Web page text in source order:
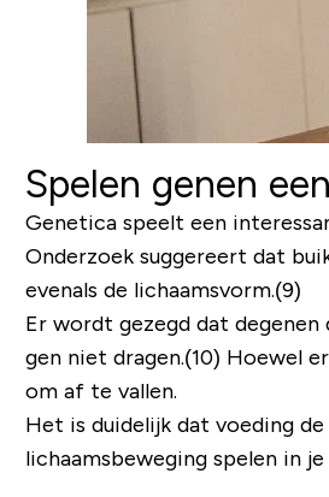
Spelen genen
Genetica speelt een
Onderzoek suggereert dat
evenals de lichaamsvorm.(9)
Er wordt gezegd dat degenen
gen niet dragen.(10) Hoewel
om af te vallen.
Het is duidelijk dat voeding
lichaamsbeweging spelen in